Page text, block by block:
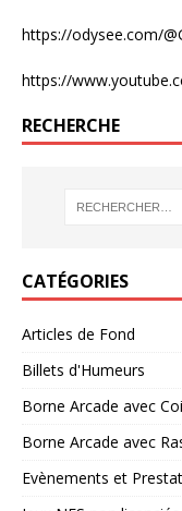
https://odysee.com/
https://
RECHERCHE
CATÉGORIES
Articles de Fond
Billets d'Humeurs
Borne Arcade avec
Borne Arcade avec
Evènements et